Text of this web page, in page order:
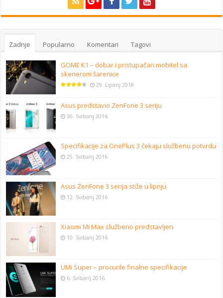
Zadnje Popularno Komentari Tagovi
GOME K1 – dobar i pristupačan mobitel sa
skenerom šarenice
29. Lipanj 2018
Asus predstavio ZenFone 3 seriju
30. Svibanj 2016
Specifikacije za OnePlus 3 čekaju službenu potvrdu
25. Svibanj 2016
Asus ZenFone 3 serija stiže u lipnju
12. Svibanj 2016
Xiaomi Mi Max službeno predstavljen
10. Svibanj 2016
UMi Super – procurile finalne specifikacije
6. Svibanj 2016